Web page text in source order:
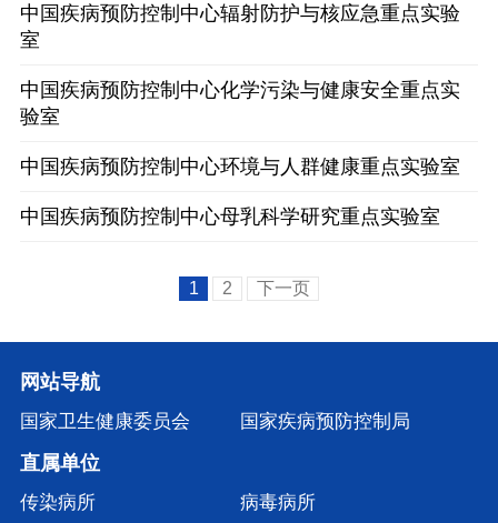
中国疾病预防控制中心辐射防护与核应急重点实验
室
中国疾病预防控制中心化学污染与健康安全重点实
验室
中国疾病预防控制中心环境与人群健康重点实验室
中国疾病预防控制中心母乳科学研究重点实验室
1 2 下一页
网站导航
国家卫生健康委员会 国家疾病预防控制局
直属单位
传染病所 病毒病所